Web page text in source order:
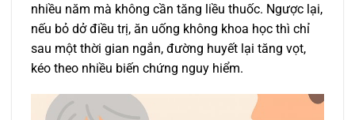
nhiều năm mà không cần tăng liều thuốc. Ngược lại,
nếu bỏ dở điều trị, ăn uống không khoa học thì chỉ
sau một thời gian ngắn, đường huyết lại tăng vọt,
kéo theo nhiều biến chứng nguy hiểm.